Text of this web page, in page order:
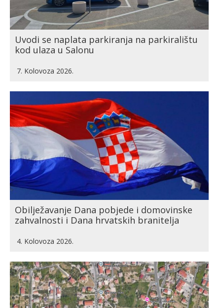
Uvodi se naplata parkiranja na parkiralištu
kod ulaza u Salonu
7. Kolovoza 2026.
Obilježavanje Dana pobjede i domovinske
zahvalnosti i Dana hrvatskih branitelja
4. Kolovoza 2026.